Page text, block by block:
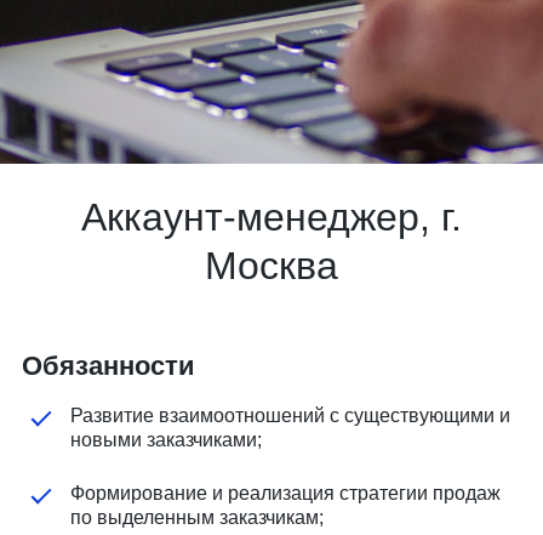
Аккаунт-менеджер, г.
Москва
Обязанности
Развитие взаимоотношений с существующими и
новыми заказчиками;
Формирование и реализация стратегии продаж
по выделенным заказчикам;